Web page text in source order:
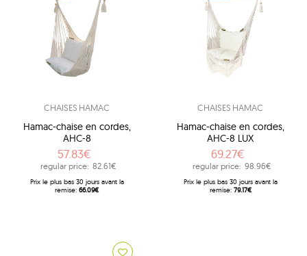
CHAISES HAMAC
Hamac-chaise en cordes,
AHC-8
57.83€
regular price: 82.61€
Prix ​​le plus bas 30 jours avant la
remise: 66.09€
CHAISES HAMAC
Hamac-chaise en cordes,
AHC-8 LUX
69.27€
regular price: 98.96€
Prix ​​le plus bas 30 jours avant la
remise: 79.17€